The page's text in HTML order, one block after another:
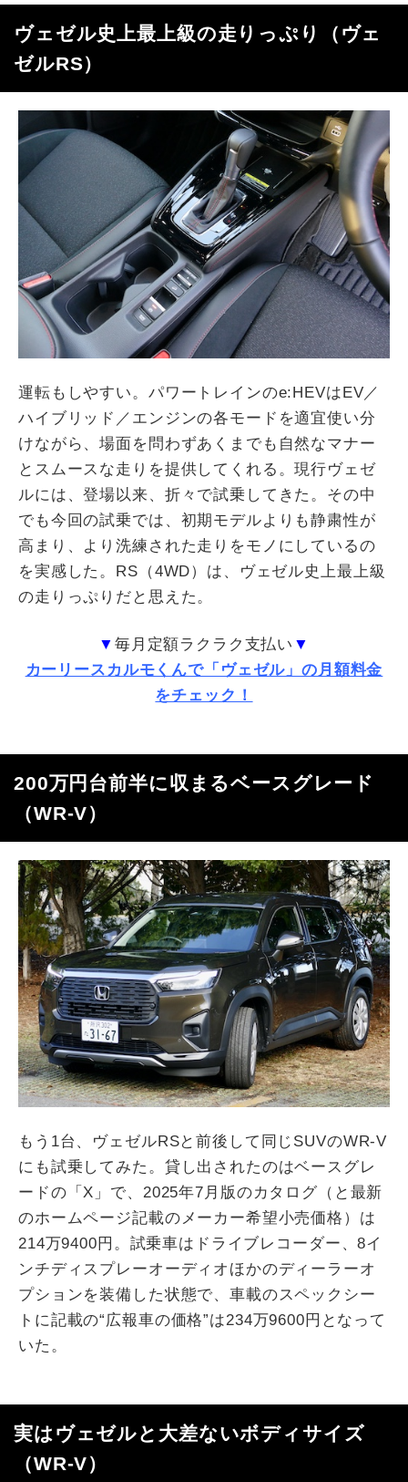
ヴェゼル史上最上級の走りっぷり（ヴェ
ゼルRS）
運転もしやすい。パワートレインのe:HEVはEV ／
ハイブリッド／エンジンの各モードを適宜使い分
けながら、場面を問わずあくまでも自然なマナー
とスムースな走りを提供してくれる。現行ヴェゼ
ルには、登場以来、折々で試乗してきた。その中
でも今回の試乗では、初期モデルよりも静粛性が
高まり、より洗練された走りをモノにしているの
を実感した。 RS （4WD）は、ヴェゼル史上最上級
の走りっぷりだと思えた。
▼ 毎月定額ラクラク支払い ▼
カーリースカルモくんで「ヴェゼル」の月額料金
をチェック！
200万円台前半に収まるベースグレード
（WR-V）
もう 1台、ヴェゼル RSと前後して同じ SUVのWR-V
にも試乗してみた。貸し出されたのはベースグレ
ードの「X 」で、 2025年7 月版のカタログ（と最新
のホームページ記載のメーカー希望小売価格）は
214万9400 円。試乗車はドライブレコーダー、8イ
ンチディスプレーオーディオほかのディーラーオ
プションを装備した状態で、車載のスペックシー
トに記載の“広報車の価格”は234万9600 円となって
いた。
実はヴェゼルと大差ないボディサイズ
（WR-V）